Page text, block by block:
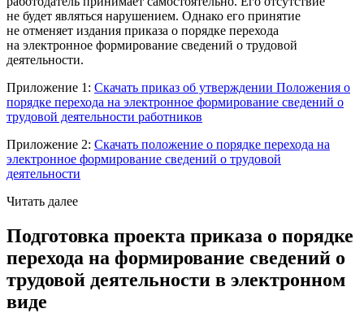
не будет являться нарушением. Однако его принятие
не отменяет издания приказа о порядке перехода
на электронное формирование сведений о трудовой
деятельности.
Приложение 1: Скачать приказ об утверждении Положения о
порядке перехода на электронное формирование сведений о
трудовой деятельности работников
Приложение 2: Скачать положение о порядке перехода на
электронное формирование сведений о трудовой
деятельности
Читать далее
Подготовка проекта приказа о порядке
перехода на формирование сведений о
трудовой деятельности в электронном
виде